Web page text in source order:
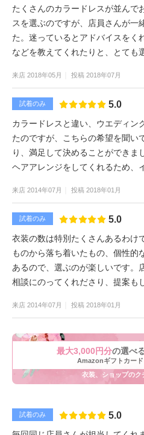
たくさんのカラードレスが並んで
スを選ぶのですが、店員さんが一
た。迷っているとアドバイスをく
などを教えてくれたりと、とても
来店 2018年05月 投稿 2018年07月
試着のみ 5.0
カラードレスと違い、ウエディン
たのですが、こちらの希望を聞い
り、満足して決めることができま
ヘアアレンジをしてくれるため、
来店 2014年07月 投稿 2018年01月
試着のみ 5.0
衣装の数は特別たくさんあるわけ
ものから落ち着いたもの、個性的
あるので、選ぶのが楽しいです。
相談にのってくれださり、提案も
るお店です。
来店 2014年07月 投稿 2018年01月
最大3,000円分の選べ
Amazonギフトカー
衣装、ショップのク
試着のみ 5.0